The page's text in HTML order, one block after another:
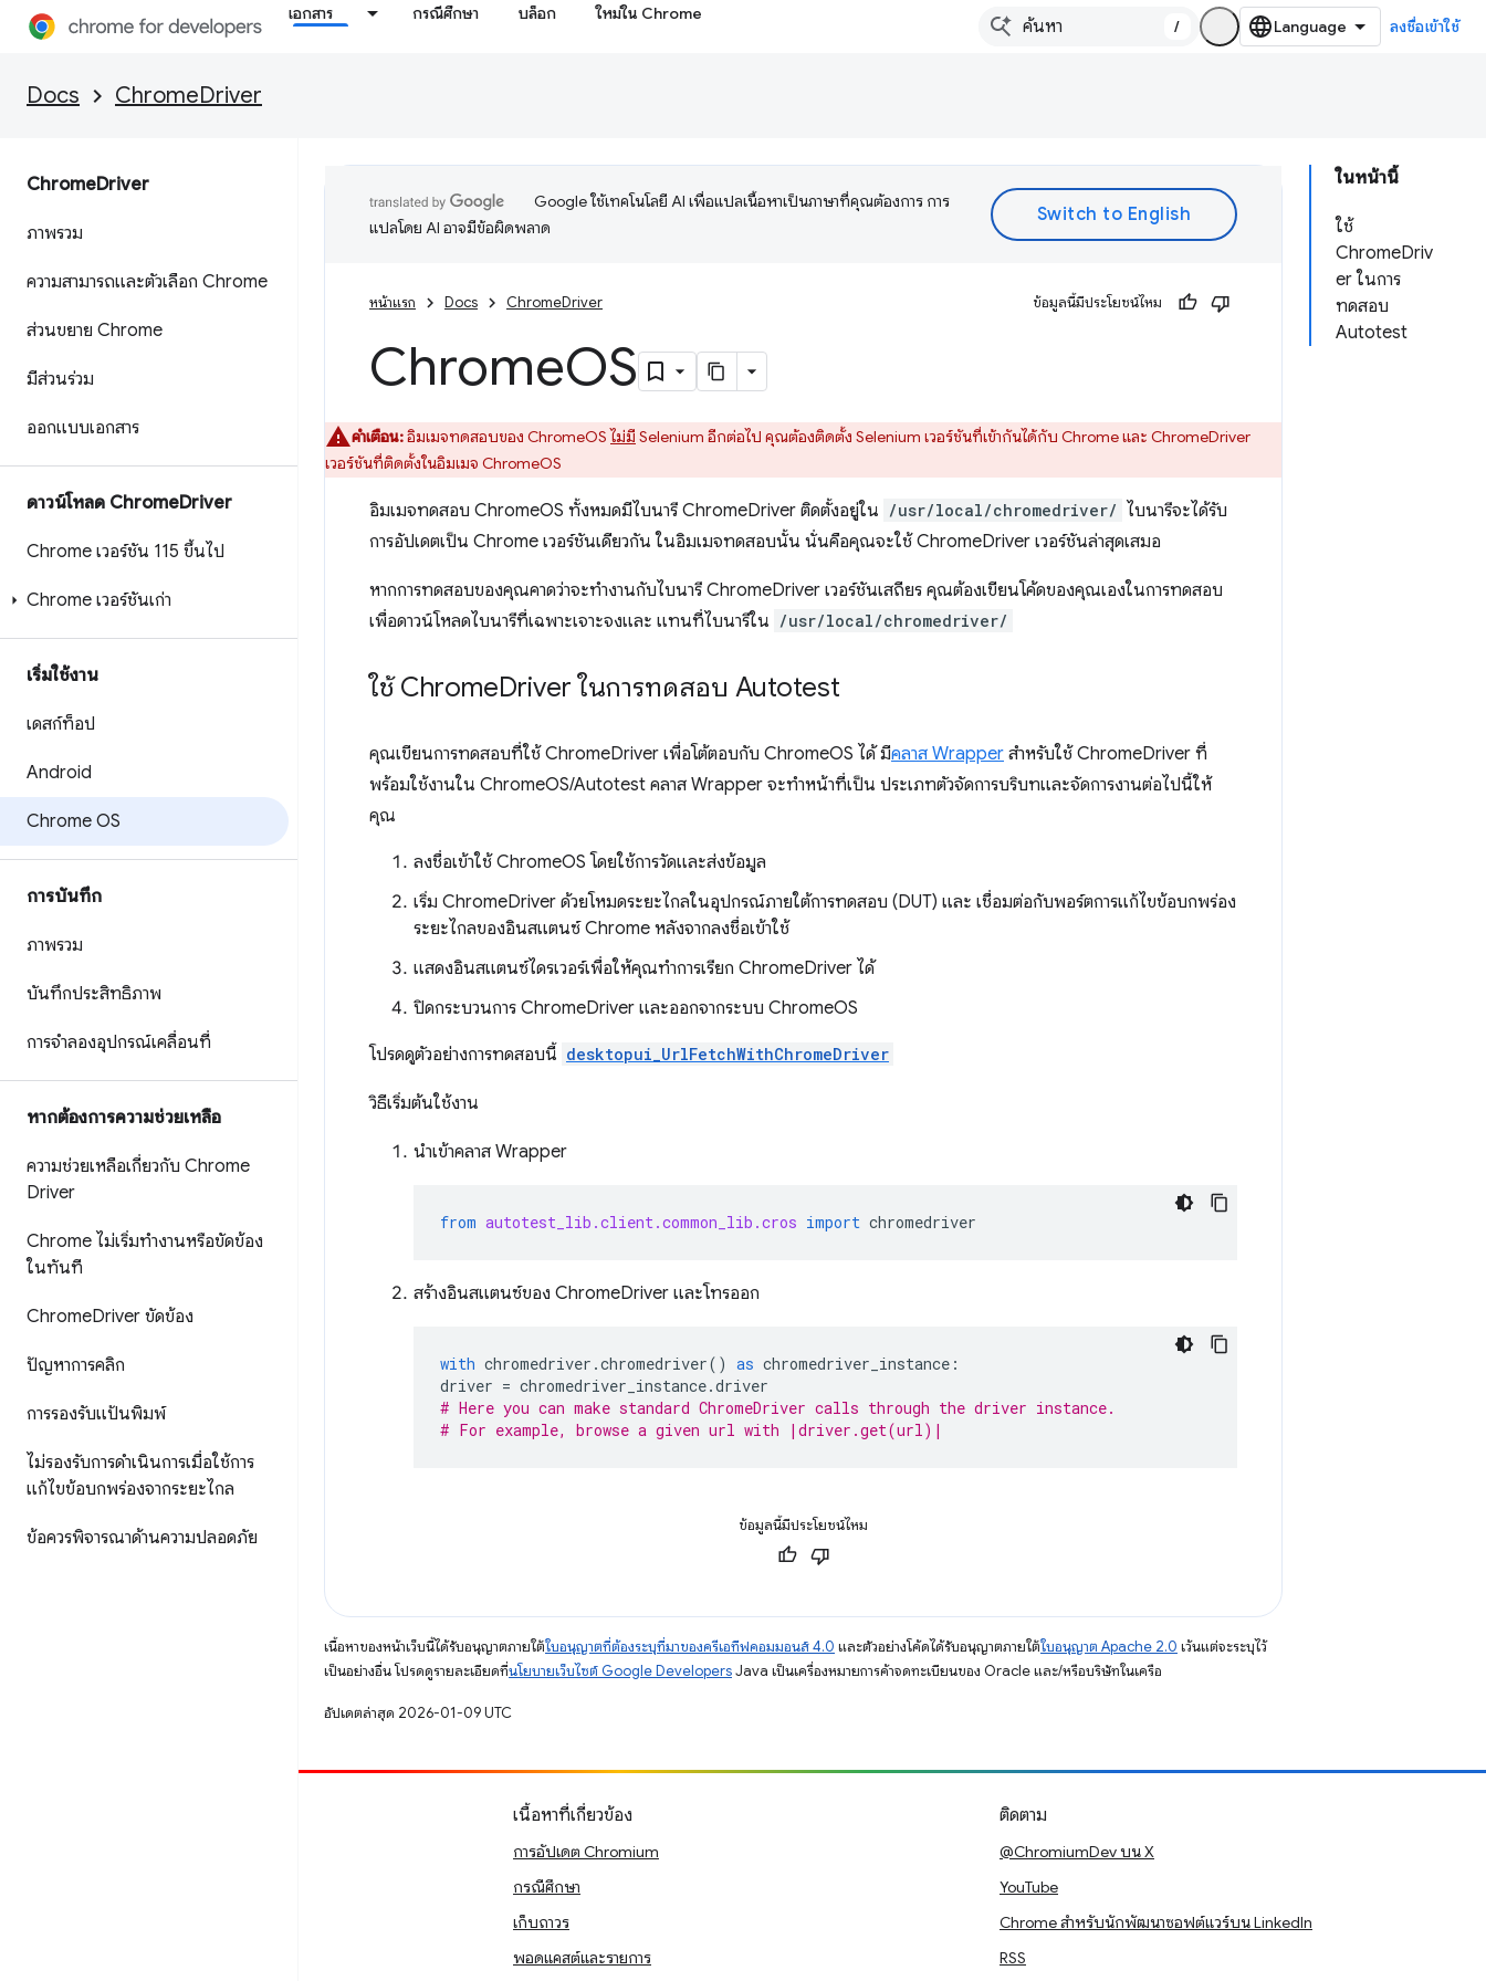
เอกสาร กรณีศึกษา บล็อก ใหม่ใน Chrome
/ ลงชื่อเข้าใช้
Docs ChromeDriver
ChromeDriver
ภาพรวม
ความสามารถและตัวเลือก Chrome
ส่วนขยาย Chrome
มีส่วนร่วม
ออกแบบเอกสาร
ดาวน์โหลด ChromeDriver
Chrome เวอร์ชัน 115 ขึ้นไป
Chrome เวอร์ชันเก่า
เริ่มใช้งาน
เดสก์ท็อป
Android
Chrome OS
การบันทึก
ภาพรวม
บันทึกประสิทธิภาพ
การจำลองอุปกรณ์เคลื่อนที่
หากต้องการความช่วยเหลือ
ความช่วยเหลือเกี่ยวกับ Chrome
Driver
Chrome ไม่เริ่มทำงานหรือขัดข้อง
ในทันที
ChromeDriver ขัดข้อง
ปัญหาการคลิก
การรองรับแป้นพิมพ์
ไม่รองรับการดำเนินการเมื่อใช้การ
แก้ไขข้อบกพร่องจากระยะไกล
ข้อควรพิจารณาด้านความปลอดภัย
ในหน้านี้
ใช้
ChromeDriv
er ในการ
ทดสอบ
Autotest
Google ใช้เทคโนโลยี AI เพื่อแปลเนื้อหาเป็นภาษาที่คุณต้องการ การ
แปลโดย AI อาจมีข้อผิดพลาด
หน้าแรก Docs ChromeDriver ข้อมูลนี้มีประโยชน์ไหม
ChromeOS
คำเตือน:อิมเมจทดสอบของ ChromeOS ไม่มี Selenium อีกต่อไป คุณต้องติดตั้ง Selenium เวอร์ชันที่เข้ากันได้กับ Chrome และ ChromeDriver
เวอร์ชันที่ติดตั้งในอิมเมจ ChromeOS
อิมเมจทดสอบ ChromeOS ทั้งหมดมีไบนารี ChromeDriver ติดตั้งอยู่ใน /usr/local/chromedriver/ ไบนารีจะได้รับ
การอัปเดตเป็น Chrome เวอร์ชันเดียวกัน ในอิมเมจทดสอบนั้น นั่นคือคุณจะใช้ ChromeDriver เวอร์ชันล่าสุดเสมอ
หากการทดสอบของคุณคาดว่าจะทำงานกับไบนารี ChromeDriver เวอร์ชันเสถียร คุณต้องเขียนโค้ดของคุณเองในการทดสอบ
เพื่อดาวน์โหลดไบนารีที่เฉพาะเจาะจงและ แทนที่ไบนารีใน /usr/local/chromedriver/
ใช้ ChromeDriver ในการทดสอบ Autotest
คุณเขียนการทดสอบที่ใช้ ChromeDriver เพื่อโต้ตอบกับ ChromeOS ได้ มีคลาส Wrapper สำหรับใช้ ChromeDriver ที่
พร้อมใช้งานใน ChromeOS/Autotest คลาส Wrapper จะทําหน้าที่เป็น ประเภทตัวจัดการบริบทและจัดการงานต่อไปนี้ให้
คุณ
ลงชื่อเข้าใช้ ChromeOS โดยใช้การวัดและส่งข้อมูล
เริ่ม ChromeDriver ด้วยโหมดระยะไกลในอุปกรณ์ภายใต้การทดสอบ (DUT) และ เชื่อมต่อกับพอร์ตการแก้ไขข้อบกพร่อง
ระยะไกลของอินสแตนซ์ Chrome หลังจากลงชื่อเข้าใช้
แสดงอินสแตนซ์ไดรเวอร์เพื่อให้คุณทำการเรียก ChromeDriver ได้
ปิดกระบวนการ ChromeDriver และออกจากระบบ ChromeOS
โปรดดูตัวอย่างการทดสอบนี้ desktopui_UrlFetchWithChromeDriver
วิธีเริ่มต้นใช้งาน
นำเข้าคลาส Wrapper
from autotest_lib.client.common_lib.cros import chromedriver
สร้างอินสแตนซ์ของ ChromeDriver และโทรออก
with chromedriver .chromedriver() as chromedriver_instance :
driver = chromedriver_instance.driver
# Here you can make standard ChromeDriver calls through the driver instance.
# For example, browse a given url with |driver.get(url)|
ข้อมูลนี้มีประโยชน์ไหม
เนื้อหาของหน้าเว็บนี้ได้รับอนุญาตภายใต้ใบอนุญาตที่ต้องระบุที่มาของครีเอทีฟคอมมอนส์ 4.0 และตัวอย่างโค้ดได้รับอนุญาตภายใต้ใบอนุญาต Apache 2.0 เว้นแต่จะระบุไว้
เป็นอย่างอื่น โปรดดูรายละเอียดที่นโยบายเว็บไซต์ Google DevelopersJava เป็นเครื่องหมายการค้าจดทะเบียนของ Oracle และ/หรือบริษัทในเครือ
อัปเดตล่าสุด 2026-01-09 UTC
เนื้อหาที่เกี่ยวข้อง
การอัปเดต Chromium
กรณีศึกษา
เก็บถาวร
พอดแคสต์และรายการ
ติดตาม
@ChromiumDev บน X
YouTube
Chrome สำหรับนักพัฒนาซอฟต์แวร์บน LinkedIn
RSS